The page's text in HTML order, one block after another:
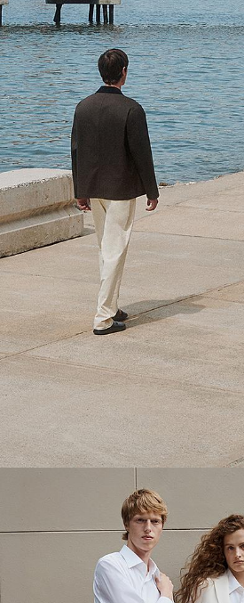
Theory Wardrobe
1 capsule, 6 pièces : des possibilités infinies.
MODE FEMME